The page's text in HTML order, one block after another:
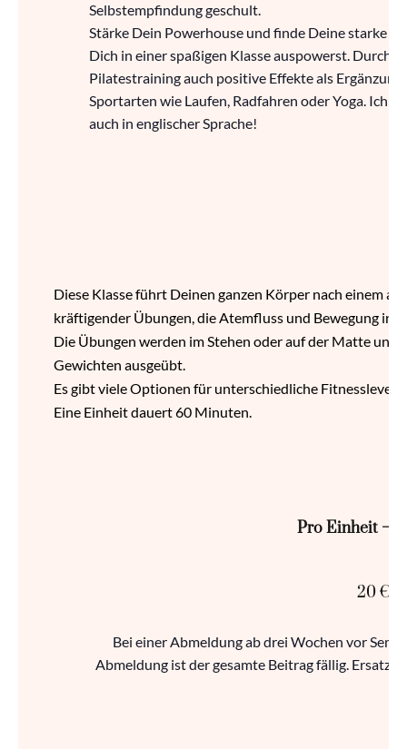
Selbstempfindung geschult.
Stärke Dein Powerhouse und finde Deine starke
Dich in einer spaßigen Klasse auspowerst. Durch
Pilatestraining auch positive Effekte als
Sportarten wie Laufen, Radfahren oder Yoga. Ich
auch in englischer Sprache!
Diese Klasse führt Deinen ganzen Körper nach einem
kräftigender Übungen, die Atemfluss und Bewegung in
Die Übungen werden im Stehen oder auf der Matte
Gewichten ausgeübt.
Es gibt viele Optionen für unterschiedliche Fitnesslevels.
Eine Einheit dauert 60 Minuten.
Pro Einheit –
20 €
Bei einer Abmeldung ab drei Wochen vor
Abmeldung ist der gesamte Beitrag fällig. Ersatz-